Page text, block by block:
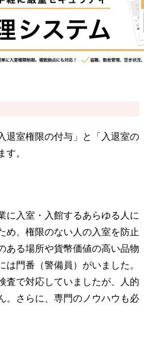
退室権限の付与」と「入退室の
す。
に入室・入館するあらゆる人に
め、権限のない人の入室を防止
ある場所や貨幣価値の高い品物
は門番（警備員）がいました。
査で対応していましたが、人的
。さらに、専門のノウハウも必